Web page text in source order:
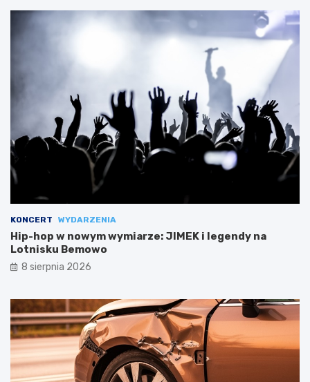
KONCERT WYDARZENIA
Hip-hop w nowym wymiarze: JIMEK i legendy na
Lotnisku Bemowo
8 sierpnia 2026